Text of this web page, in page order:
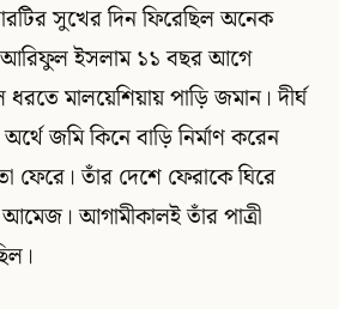
সুখের দিন ফিরেছিল অনেক
আরিফুল ইসলাম ১১ বছর আগে
মালয়েশিয়ায় পাড়ি জমান। দীর্ঘ
জমি কিনে বাড়ি নির্মাণ করেন
ফেরে। তাঁর দেশে ফেরাকে ঘিরে
আগামীকালই তাঁর পাত্রী